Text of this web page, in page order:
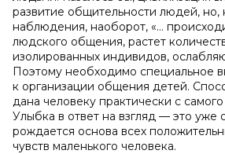
развитие общительности людей, но,
наблюдения, наоборот, «…
людского общения, растет
изолированных индивидов,
Поэтому необходимо специальное
к организации общения детей.
дана человеку практически с
Улыбка в ответ на взгляд — это
рождается основа всех
чувств маленького человека.